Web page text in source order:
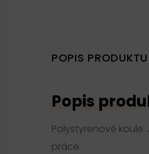
POPIS PRODUKTU
Popis
Polystyrenové
práce.